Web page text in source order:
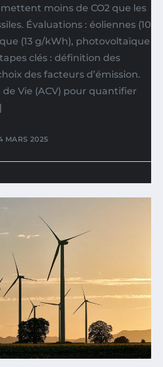
moins de CO2 que les
Évaluations : éoliennes (10
(13 g/kWh), photovoltaïque
clés : définition des
des facteurs d’émission.
de Vie (ACV) pour quantifier
MARS 2025